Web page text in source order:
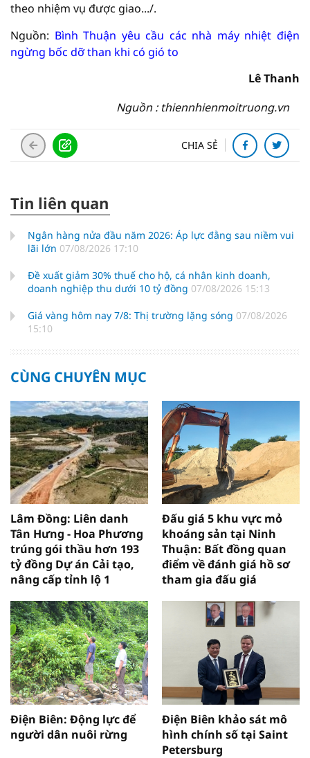
theo nhiệm vụ được giao.../.
Nguồn: Bình Thuận yêu cầu các nhà máy nhiệt điện
ngừng bốc dỡ than khi có gió to
Lê Thanh
Nguồn : thiennhienmoitruong.vn
CHIA SẺ
Tin liên quan
Ngân hàng nửa đầu năm 2026: Áp lực đằng sau niềm vui
lãi lớn 07/08/2026 17:10
Đề xuất giảm 30% thuế cho hộ, cá nhân kinh doanh,
doanh nghiệp thu dưới 10 tỷ đồng 07/08/2026 15:13
Giá vàng hôm nay 7/8: Thị trường lặng sóng 07/08/2026
15:10
CÙNG CHUYÊN MỤC
Lâm Đồng: Liên danh
Tân Hưng - Hoa Phương
trúng gói thầu hơn 193
tỷ đồng Dự án Cải tạo,
nâng cấp tỉnh lộ 1
Đấu giá 5 khu vực mỏ
khoáng sản tại Ninh
Thuận: Bất đồng quan
điểm về đánh giá hồ sơ
tham gia đấu giá
Điện Biên: Động lực để
người dân nuôi rừng
Điện Biên khảo sát mô
hình chính số tại Saint
Petersburg